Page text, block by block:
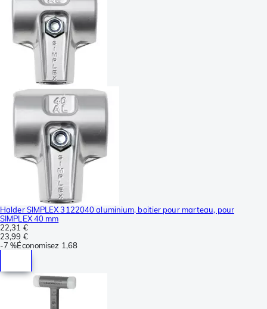
Halder SIMPLEX 3122040 aluminium, boitier pour marteau, pour
SIMPLEX 40 mm
22,31 €
23,99 €
-7 %Économisez 1,68